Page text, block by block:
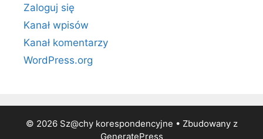
Zaloguj się
Kanał wpisów
Kanał komentarzy
WordPress.org
© 2026 Sz@chy korespondencyjne • Zbudowany z
GeneratePress